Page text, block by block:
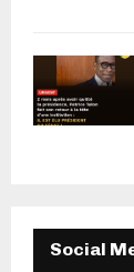
Social